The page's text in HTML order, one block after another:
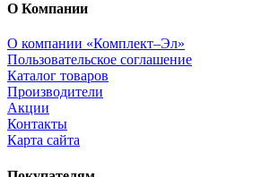
О Компании
О компании «Комплект–Эл»
Пользовательское соглашение
Каталог товаров
Производители
Акции
Контакты
Карта сайта